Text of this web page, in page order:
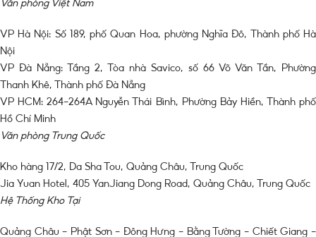
Văn phòng Việt Nam
VP Hà Nội: Số 189, phố Quan Hoa, phường Nghĩa Đô, Thành phố Hà
Nội
VP Đà Nẵng: Tầng 2, Tòa nhà Savico, số 66 Võ Văn Tần, Phường
Thanh Khê, Thành phố Đà Nẵng
VP HCM: 264-264A Nguyễn Thái Bình, Phường Bảy Hiền, Thành phố
Hồ Chí Minh
Văn phòng Trung Quốc
Kho hàng 17/2, Da Sha Tou, Quảng Châu, Trung Quốc
Jia Yuan Hotel, 405 YanJiang Dong Road, Quảng Châu, Trung Quốc
Hệ Thống Kho Tại
Quảng Châu – Phật Sơn – Đông Hưng – Bằng Tường – Chiết Giang –